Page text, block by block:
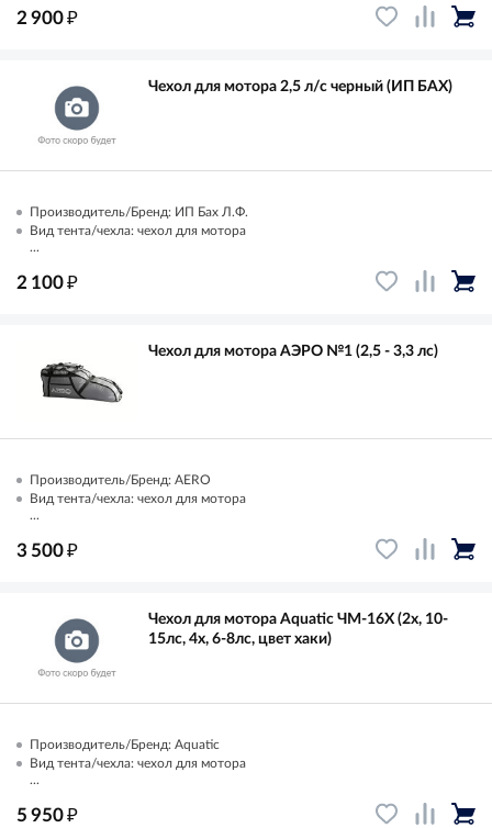
2 900₽
Чехол для мотора 2,5 л/с черный (ИП БАХ)
Производитель/Бренд: ИП Бах Л.Ф.
Вид тента/чехла: чехол для мотора
...
2 100₽
Чехол для мотора АЭРО №1 (2,5 - 3,3 лс)
Производитель/Бренд: AERO
Вид тента/чехла: чехол для мотора
...
3 500₽
Чехол для мотора Aquatic ЧМ-16Х (2х, 10-
15лс, 4х, 6-8лс, цвет хаки)
Производитель/Бренд: Aquatic
Вид тента/чехла: чехол для мотора
...
5 950₽